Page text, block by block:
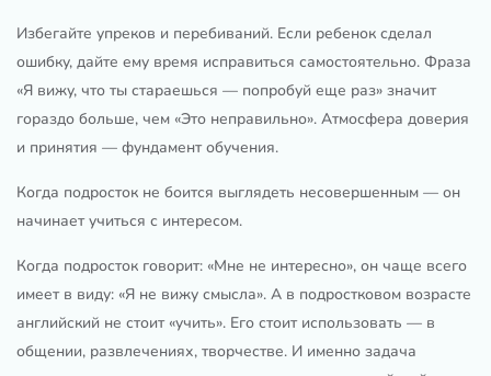
Избегайте упреков и перебиваний. Если ребенок сделал
ошибку, дайте ему время исправиться самостоятельно. Фраза
«Я вижу, что ты стараешься — попробуй еще раз» значит
гораздо больше, чем «Это неправильно». Атмосфера доверия
и принятия — фундамент обучения.
Когда подросток не боится выглядеть несовершенным — он
начинает учиться с интересом.
Когда подросток говорит: «Мне не интересно», он чаще всего
имеет в виду: «Я не вижу смысла». А в подростковом возрасте
английский не стоит «учить». Его стоит использовать — в
общении, развлечениях, творчестве. И именно задача